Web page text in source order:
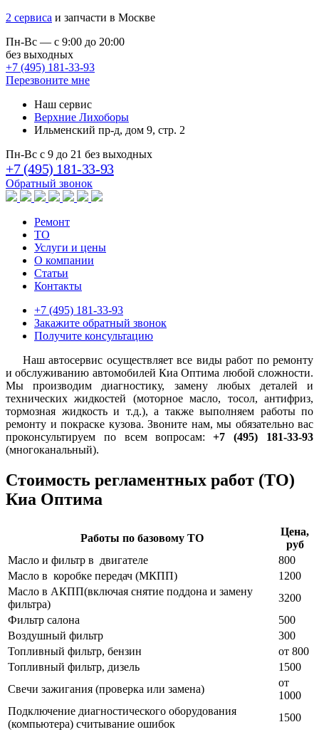
2 сервиса и запчасти в Москве
Пн-Вс — с 9:00 до 20:00
без выходных
+7 (495) 181-33-93
Перезвоните мне
Наш сервис
Верхние Лихоборы
Ильменский пр-д, дом 9, стр. 2
Пн-Вс с 9 до 21 без выходных
+7 (495) 181-33-93
Обратный звонок
Ремонт
ТО
Услуги и цены
О компании
Статьи
Контакты
+7 (495) 181-33-93
Закажите обратный звонок
Получите консультацию
Наш автосервис осуществляет все виды работ по ремонту
и обслуживанию автомобилей Киа Оптима любой сложности.
Мы производим диагностику, замену любых деталей и
технических жидкостей (моторное масло, тосол, антифриз,
тормозная жидкость и т.д.), а также выполняем работы по
ремонту и покраске кузова. Звоните нам, мы обязательно вас
проконсультируем по всем вопросам:+7 (495) 181-33-93
(многоканальный).
Стоимость регламентных работ (ТО)
Киа Оптима
Работы по базовому ТО
Цена,
руб
Масло и фильтр в двигателе
800
Масло в коробке передач (МКПП)
1200
Масло в АКПП(включая снятие поддона и замену
фильтра)
3200
Фильтр салона
500
Воздушный фильтр
300
Топливный фильтр, бензин
от 800
Топливный фильтр, дизель
1500
Свечи зажигания (проверка или замена)
от
1000
Подключение диагностического оборудования
(компьютера) считывание ошибок
1500